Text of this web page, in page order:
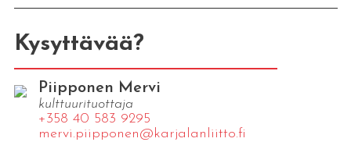
Kysyttävää?
Piipponen Mervi
kulttuurituottaja
+358 40 583 9295
mervi.​piipponen@​kar​jala​nlii​tto.​fi